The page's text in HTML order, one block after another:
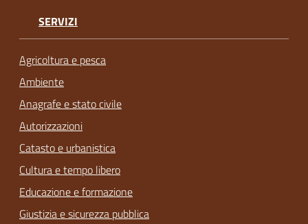
SERVIZI
Agricoltura e pesca
Ambiente
Anagrafe e stato civile
Autorizzazioni
Catasto e urbanistica
Cultura e tempo libero
Educazione e formazione
Giustizia e sicurezza pubblica